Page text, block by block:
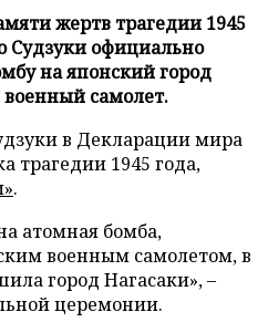
жертв трагедии 1945
Судзуки официально
на японский город
самолет.
в Декларации мира
трагедии 1945 года,
.
атомная бомба,
военным самолетом, в
город Нагасаки», –
церемонии.